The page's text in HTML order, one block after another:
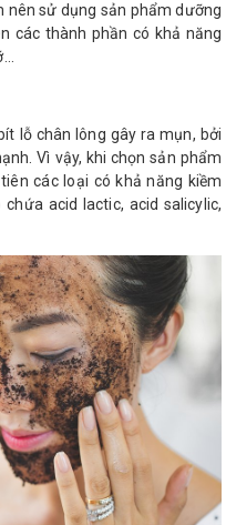
nên sử dụng sản phẩm dưỡng
các thành phần có khả năng
lỗ chân lông gây ra mụn, bởi
Vì vậy, khi chọn sản phẩm
các loại có khả năng kiềm
acid lactic, acid salicylic,